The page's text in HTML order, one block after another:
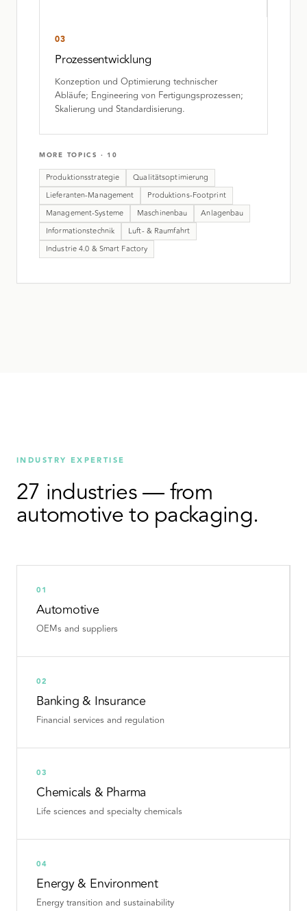
03
Prozessentwicklung
Konzeption und Optimierung technischer
Abläufe; Engineering von Fertigungsprozessen;
Skalierung und Standardisierung.
MORE TOPICS · 10
Produktionsstrategie
Qualitätsoptimierung
Lieferanten-Management
Produktions-Footprint
Management-Systeme
Maschinenbau
Anlagenbau
Informationstechnik
Luft- & Raumfahrt
Industrie 4.0 & Smart Factory
INDUSTRY EXPERTISE
27 industries — from
automotive to packaging.
01
Automotive
OEMs and suppliers
02
Banking & Insurance
Financial services and regulation
03
Chemicals & Pharma
Life sciences and specialty chemicals
04
Energy & Environment
Energy transition and sustainability